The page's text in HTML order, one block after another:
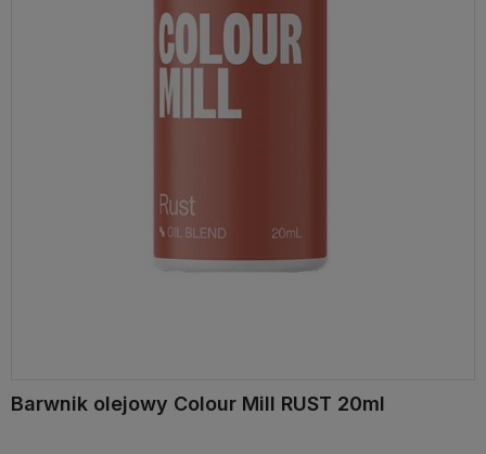
Barwnik olejowy Colour Mill RUST 20ml